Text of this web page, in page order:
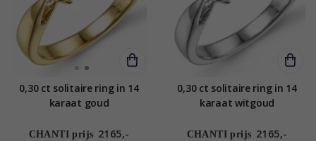
0,30 ct solitaire ring in 14
karaat goud
CHANTI prijs 2165,-
0,30 ct solitaire ring in 14
karaat witgoud
CHANTI prijs 2165,-